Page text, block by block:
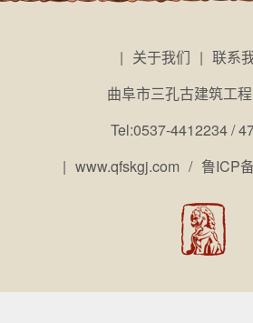
| 关于我们 | 联系
曲阜市三孔古建筑工
Tel:0537-4412234 /
| www.qfskgj.com / 鲁ICP